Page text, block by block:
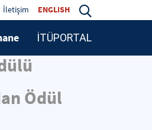
İletişim ENGLISH
İTÜPORTAL
Ödül